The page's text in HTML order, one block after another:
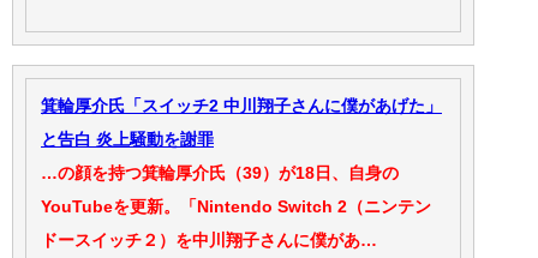
箕輪厚介氏「スイッチ2 中川翔子さんに僕があげた」
と告白 炎上騒動を謝罪
…の顔を持つ箕輪厚介氏（39）が18日、自身の
YouTubeを更新。「Nintendo Switch 2（ニンテン
ドースイッチ２）を中川翔子さんに僕があ…